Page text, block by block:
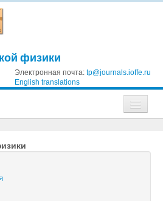
физики
Электронная почта: tp@journals.ioffe.ru
English translations
физики
физики